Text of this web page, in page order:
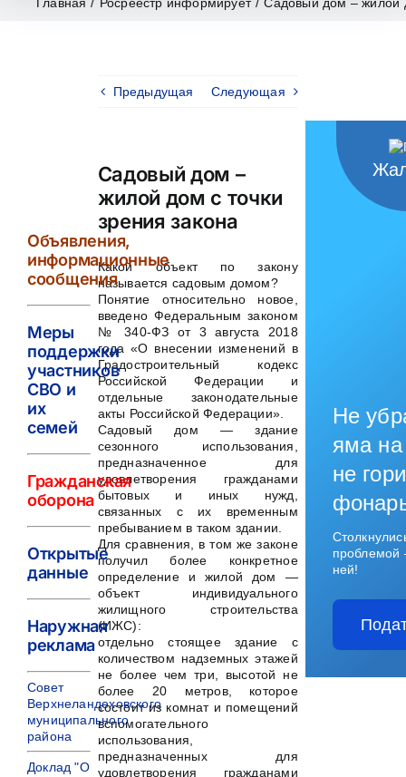
Предыдущая Следующая
Садовый дом –
жилой дом с точки
зрения закона
Какой объект по закону
называется садовым домом?
Понятие относительно новое,
введено Федеральным законом
№ 340-ФЗ от 3 августа 2018
года «О внесении изменений в
Градостроительный кодекс
Российской Федерации и
отдельные законодательные
акты Российской Федерации».
Садовый дом — здание
сезонного использования,
предназначенное для
удовлетворения гражданами
бытовых и иных нужд,
связанных с их временным
пребыванием в таком здании.
Для сравнения, в том же законе
получил более конкретное
определение и жилой дом —
объект индивидуального
жилищного строительства
(ИЖС):
отдельно стоящее здание с
количеством надземных этажей
не более чем три, высотой не
более 20 метров, которое
состоит из комнат и помещений
вспомогательного
использования,
предназначенных для
удовлетворения гражданами
Объявления,
информационные
сообщения
Меры
поддержки
участников
СВО и
их
семей
Гражданская
оборона
Открытые
данные
Наружная
реклама
Совет
Верхнеландеховского
муниципального
района
Доклад "О
Не
яма на
не
ней!